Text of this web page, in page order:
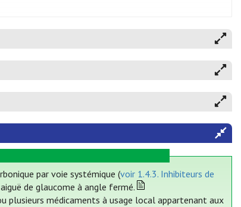
par voie systémique (voir 1.4.3. Inhibiteurs de
de glaucome à angle fermé.
plusieurs médicaments à usage local appartenant aux